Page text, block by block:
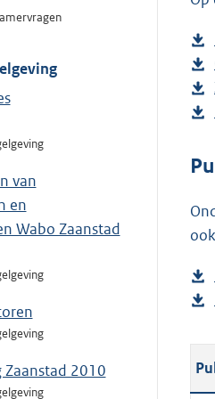
van
en
Wabo Zaanstad
Zaanstad 2010